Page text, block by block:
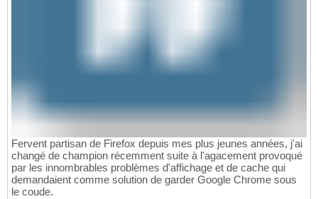
Fervent partisan de Firefox depuis mes plus jeunes années, j'ai
changé de champion récemment suite à l'agacement provoqué
par les innombrables problèmes d'affichage et de cache qui
demandaient comme solution de garder Google Chrome sous
le coude.